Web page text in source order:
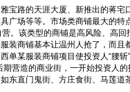
路的天涯大厦、新推出的蒋宅
广场等等。市场类商铺最大的特
。该类型的商铺是高风险、高
装商铺基本让温州人抢了，而且
单某服装商铺项目使投资人“腰
营造的商业街，一开始投资人
东直门鬼街、方庄食街、马莲道